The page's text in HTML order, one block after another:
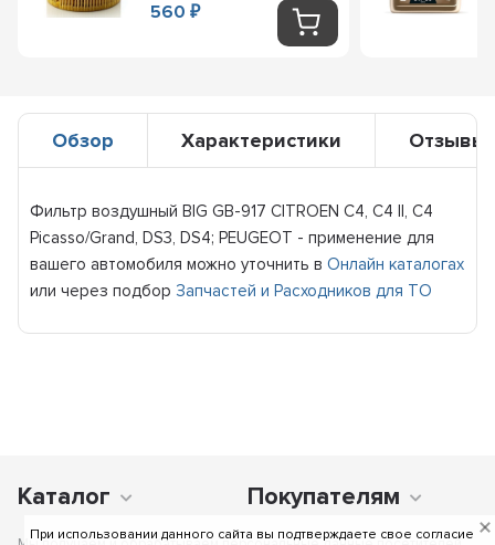
При использовании данного сайта вы подтверждаете свое согласие
560₽
Обзор Характеристики Отзывы
Фильтр воздушный BIG GB-917 CITROEN C4, C4 II, C4
Picasso/Grand, DS3, DS4; PEUGEOT - применение для
вашего автомобиля можно уточнить вОнлайн каталогах
или через подбор Запчастей и Расходников для ТО
Каталог Покупателям